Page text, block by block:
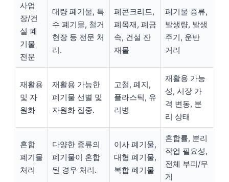
사업
장/건
설 폐
기물
전문
대량 폐기물, 특
수 폐기물, 철거
현장 등 전문 처
리.
폐콘크리트,
폐목재, 폐금
속, 건설 잔
재물
폐기물 종류,
발생량, 발생
주기, 운반
거리
재활용
및 자
원화
재활용 가능한
폐기물 선별 및
자원화 집중.
고철, 폐지,
플라스틱, 유
리병
재활용 가능
성, 시장 가
격 변동, 분
리 상태
혼합
폐기물
처리
다양한 종류의
폐기물이 혼합
된 경우 처리.
이사 폐기물,
대형 폐기물,
복합 폐기물
혼합률, 분리
작업 필요성,
전체 부피/무
게